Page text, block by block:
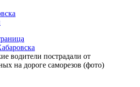
водители пострадали от
на дороге саморезов (фото)